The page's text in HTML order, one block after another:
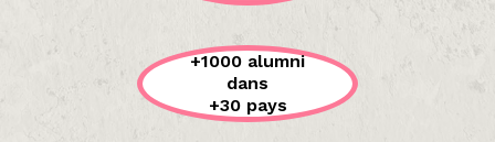
+1000 alumni
dans
+30 pays